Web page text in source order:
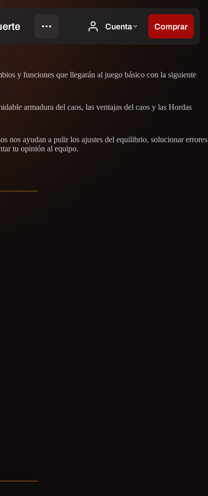
y funciones que llegarán al juego básico con la siguiente
armadura del caos, las ventajas del caos y las Hordas
nos ayudan a pulir los ajustes del equilibrio, solucionar errores
tu opinión al equipo.